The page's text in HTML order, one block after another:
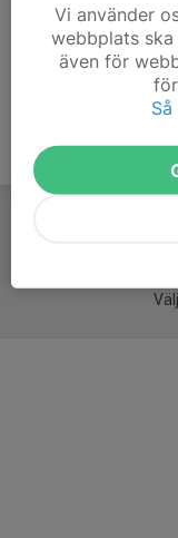
Vi använder
webbplats
även för